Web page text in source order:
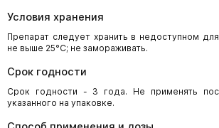
Условия хранения
Препарат следует хранить в недоступном
не выше 25°С; не замораживать.
Срок годности
Срок годности - 3 года. Не применять
указанного на упаковке.